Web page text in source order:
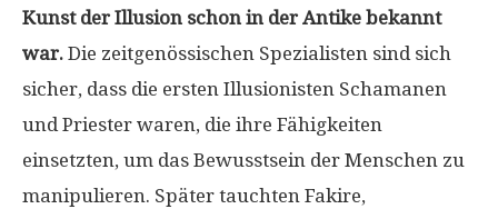
Kunst der Illusion schon in der Antike bekannt
war. Die zeitgenössischen Spezialisten sind sich
sicher, dass die ersten Illusionisten Schamanen
und Priester waren, die ihre Fähigkeiten
einsetzten, um das Bewusstsein der Menschen zu
manipulieren. Später tauchten Fakire,